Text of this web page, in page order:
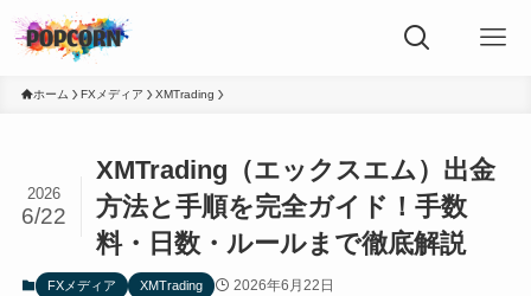
ホーム FXメディア XMTrading
XMTrading（エックスエム）出金
方法と手順を完全ガイド！手数
料・日数・ルールまで徹底解説
2026
6/22
FXメディア XMTrading 2026年6月22日